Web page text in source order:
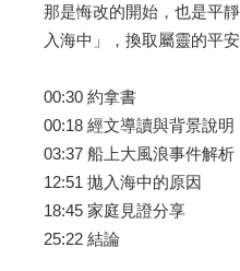
那是悔改的開始，也是平
入海中」，換取屬靈的平
00:30 約拿書
00:18 經文導讀與背景說明
03:37 船上大風浪事件解析
12:51 拋入海中的原因
18:45 家庭見證分享
25:22 結論